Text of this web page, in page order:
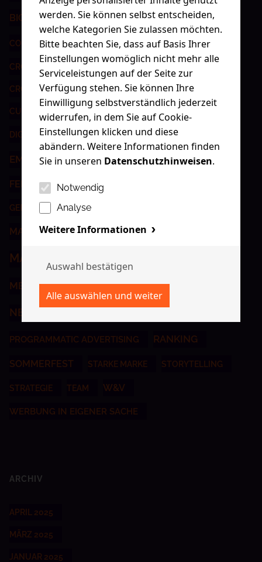
BIG 50 BRANDING CONTENT-MARKETING
CONTENT-STRATEGIE CROSSMEDIAL
CROSSMEDIALE KAMPAGNE
CROSSMEDIALE KOMMUNIKATION CUBA
CUSTOMER CENTRICITY
DIGITAL ADVERTISING DIGITALISIERUNG
EMOTIONAL BRANDBUILDING ETATGEWINN
FEIER GERMAN BRAND AWARD
GERMAN DESIGN AWARD
MARKE MARKENSTRATEGIE MARKENWORKSHOP
MARKETING
MEDIAPLANUNG NEUKUNDE NEUKUNDEN
NEWS
PROGRAMMATIC ADVERTISING RANKING
SOMMERFEST STARKE MARKE STORYTELLING
STRATEGIE TEAM W&V
WERBUNG IN EIGENER SACHE
ARCHIV
APRIL 2025
MÄRZ 2025
JANUAR 2025
werden. Sie können selbst entscheiden,
welche Kategorien Sie zulassen möchten.
Bitte beachten Sie, dass auf Basis Ihrer
Einstellungen womöglich nicht mehr alle
Serviceleistungen auf der Seite zur
Verfügung stehen. Sie können Ihre
Einwilligung selbstverständlich jederzeit
widerrufen, in dem Sie auf Cookie-
Einstellungen klicken und diese
abändern. Weitere Informationen finden
Sie in unseren Datenschutzhinweisen.
Notwendig
Analyse
Weitere Informationen